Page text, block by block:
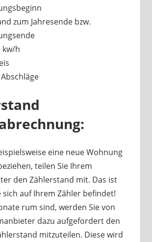
zum Jahresende bzw.
kw/h
eine neue Wohnung
teilen Sie Ihrem
den Zählerstand mit. Das ist
sich auf Ihrem Zähler befindet!
rum sind, werden Sie von
dazu aufgefordert den
mitzuteilen. Diese wird